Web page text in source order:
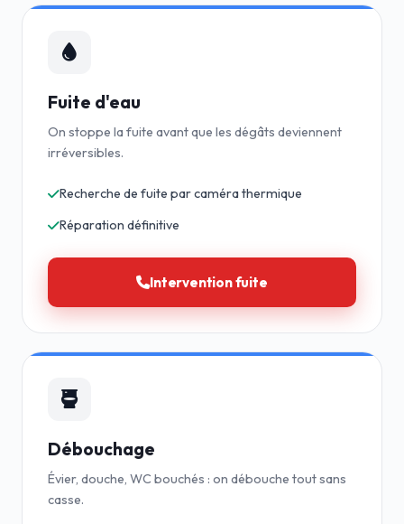
Fuite d'eau
On stoppe la fuite avant que les dégâts deviennent
irréversibles.
Recherche de fuite par caméra thermique
Réparation définitive
Intervention fuite
Débouchage
Évier, douche, WC bouchés : on débouche tout sans
casse.